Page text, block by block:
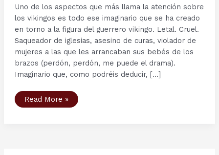
Uno de los aspectos que más llama la atención sobre
los vikingos es todo ese imaginario que se ha creado
en torno a la figura del guerrero vikingo. Letal. Cruel.
Saqueador de iglesias, asesino de curas, violador de
mujeres a las que les arrancaban sus bebés de los
brazos (perdón, perdón, me puede el drama).
Imaginario que, como podréis deducir, […]
Cómo
luchaban
Read More »